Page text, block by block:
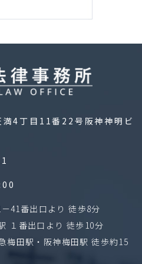
満4丁目11番22号阪神神明ビ
41番出口より 徒歩8分
１番出口より 徒歩10分
梅田駅・阪神梅田駅 徒歩約15